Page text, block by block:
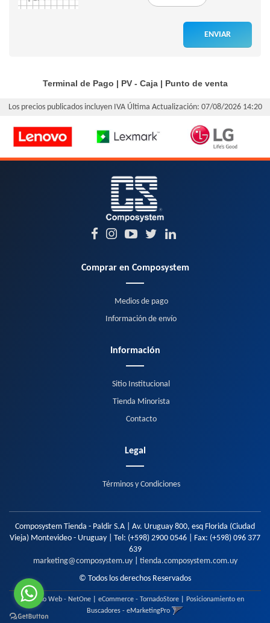
ENVIAR
Terminal de Pago | PV - Caja| Punto de venta
Los precios publicados incluyen IVA Última Actualización: 07/08/2026 14:20
Comprar en Composystem
Medios de pago
Información de envío
Información
Sitio Institucional
Tienda Minorista
Contacto
Legal
Términos y Condiciones
Composystem Tienda - Paldir S.A | Av. Uruguay 800, esq Florida (Ciudad
Vieja) Montevideo - Uruguay | Tel: (+598) 2900 0546 | Fax: (+598) 096 377
639
marketing@composystem.uy| tienda.composystem.com.uy
© Todos los derechos Reservados
Diseño Web - NetOne| eCommerce - TornadoStore|
Posicionamiento en
Buscadores - eMarketingPro